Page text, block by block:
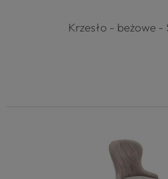
Krzesło - beżowe -